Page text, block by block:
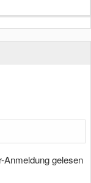
Anmeldung gelesen